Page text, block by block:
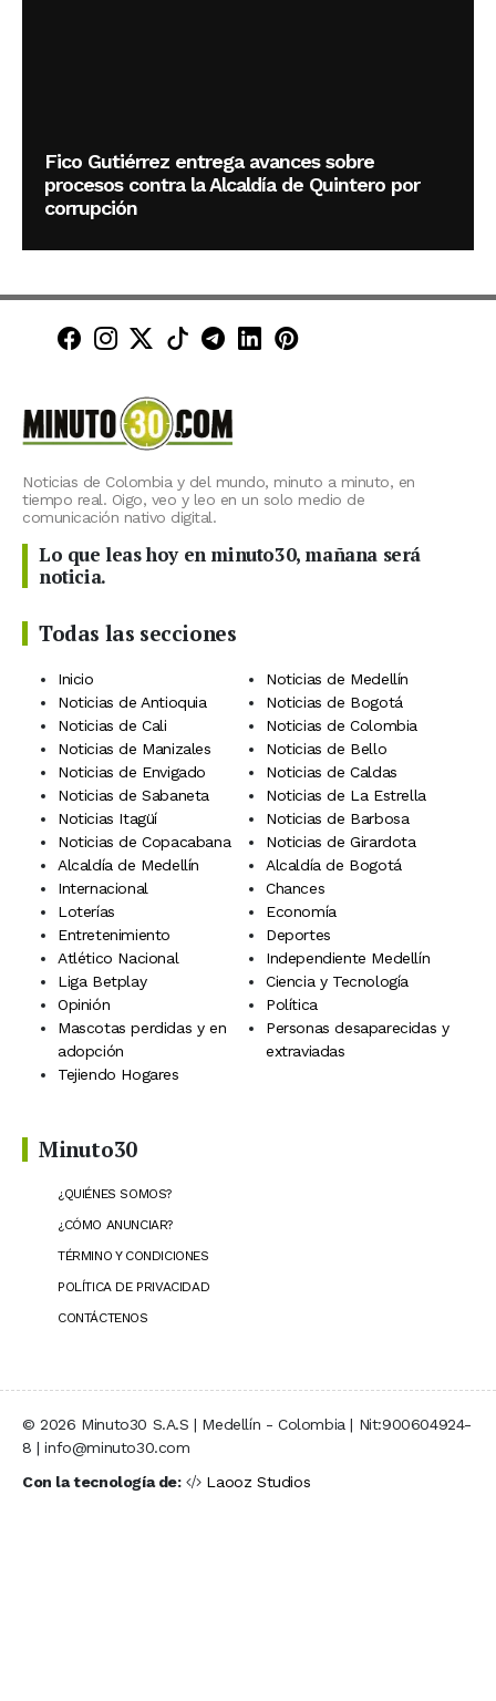
Fico Gutiérrez entrega avances sobre
procesos contra la Alcaldía de Quintero por
corrupción
Minuto30 en Facebook
Minuto30 en Instagram
Minuto30 en X (Twitter)
Minuto30 en TikTok
Canal de Minuto30 en
Minuto30 en LinkedIn
Minuto30 en
Noticias de Colombia y del mundo, minuto a minuto, en
tiempo real. Oigo, veo y leo en un solo medio de
comunicación nativo digital.
Lo que leas hoy en minuto30, mañana será
noticia.
Todas las secciones
Inicio
Noticias de Medellín
Noticias de Antioquia
Noticias de Bogotá
Noticias de Cali
Noticias de Colombia
Noticias de Manizales
Noticias de Bello
Noticias de Envigado
Noticias de Caldas
Noticias de Sabaneta
Noticias de La Estrella
Noticias Itagüí
Noticias de Barbosa
Noticias de Copacabana
Noticias de Girardota
Alcaldía de Medellín
Alcaldía de Bogotá
Internacional
Chances
Loterías
Economía
Entretenimiento
Deportes
Atlético Nacional
Independiente Medellín
Liga Betplay
Ciencia y Tecnología
Opinión
Política
Mascotas perdidas y en
adopción
Personas desaparecidas y
extraviadas
Tejiendo Hogares
Minuto30
¿QUIÉNES SOMOS?
¿CÓMO ANUNCIAR?
TÉRMINO Y CONDICIONES
POLÍTICA DE PRIVACIDAD
CONTÁCTENOS
© 2026 Minuto30 S.A.S | Medellín - Colombia | Nit:900604924-
8 | info@minuto30.com
Con la tecnología de:
Laooz Studios